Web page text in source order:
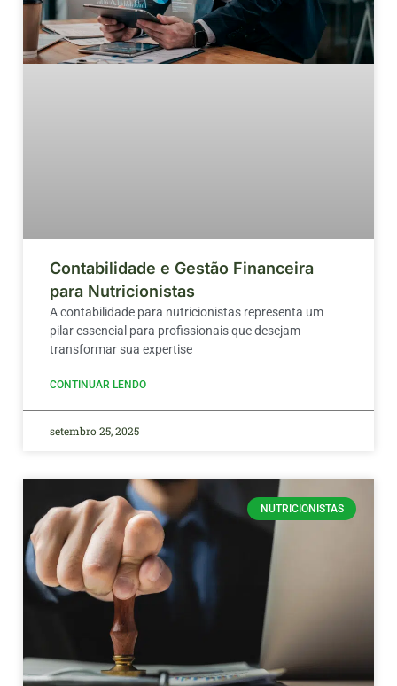
Contabilidade e Gestão Financeira
para Nutricionistas
A contabilidade para nutricionistas representa um
pilar essencial para profissionais que desejam
transformar sua expertise
CONTINUAR LENDO
setembro 25, 2025
NUTRICIONISTAS